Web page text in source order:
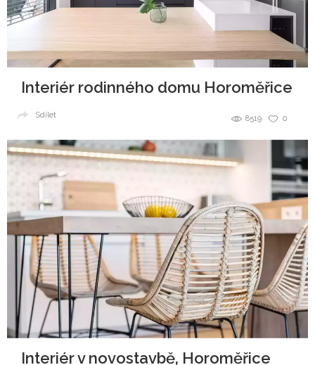
Interiér rodinného domu Horoměřice
0
8519
Sdílet
Interiér v novostavbě, Horoměřice